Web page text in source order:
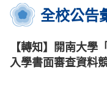
全校公告
【轉知】開南大學
入學書面審查資料競